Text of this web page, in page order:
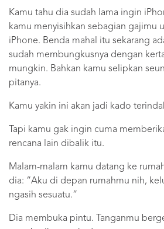
Kamu tahu dia sudah lama ingin
kamu menyisihkan sebagian gajimu
iPhone. Benda mahal itu sekarang
sudah membungkusnya dengan
mungkin. Bahkan kamu selipkan
pitanya.
Kamu yakin ini akan jadi kado
Tapi kamu gak ingin cuma
rencana lain dibalik itu.
Malam-malam kamu datang ke
dia: “Aku di depan rumahmu nih,
ngasih sesuatu.”
Dia membuka pintu. Tanganmu